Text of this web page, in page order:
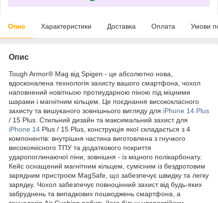
Опис Характеристики Доставка Оплата Умови
Опис
Tough Armor® Mag від Spigen - це абсолютно нова,
вдосконалена технологія захисту вашого смартфона, чохол
наповнений новітньою протиударною піною під міцними
шарами і магнітним кільцем. Це поєднання висококласного
захисту та вишуканого зовнішнього вигляду для iPhone 14 Plus
/ 15 Plus. Стильний дизайн та максимальний захист для
iPhone 14 Plus / 15 Plus, конструкція якої складається з 4
компонентів: внутрішня частина виготовлена з гнучкого
високоякісного ТПУ та додаткового покриття
ударопоглинаючої піни, зовнішня - із міцного полікарбонату.
Кейс оснащений магнітним кільцем, сумісним із бездротовим
зарядним пристроєм MagSafe, що забезпечує швидку та легку
зарядку. Чохол забезпечує повноцінний захист від будь-яких
забруднень та випадкових пошкоджень смартфона, а